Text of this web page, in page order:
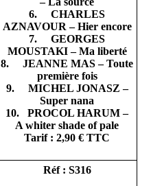
6. CHARLES
AZNAVOUR – Hier encore
7. GEORGES
MOUSTAKI – Ma liberté
8. JEANNE MAS – Toute
première fois
9. MICHEL JONASZ –
Super nana
10. PROCOL HARUM –
A whiter shade of pale
Tarif : 2,90 € TTC
Réf : S316